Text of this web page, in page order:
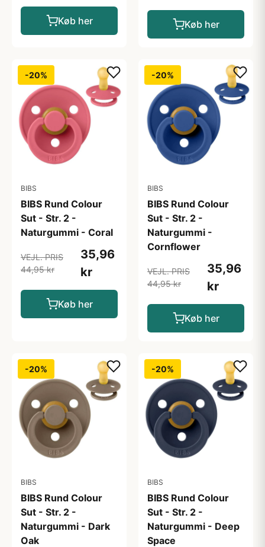
Køb her Køb her
-20%
BIBS
BIBS Rund Colour
Sut - Str. 2 -
Naturgummi - Coral
VEJL. PRIS
44,95 kr
35,96
kr
Køb her
-20%
BIBS
BIBS Rund Colour
Sut - Str. 2 -
Naturgummi -
Cornflower
VEJL. PRIS
44,95 kr
35,96
kr
Køb her
-20%
BIBS
BIBS Rund Colour
Sut - Str. 2 -
Naturgummi - Dark
Oak
-20%
BIBS
BIBS Rund Colour
Sut - Str. 2 -
Naturgummi - Deep
Space